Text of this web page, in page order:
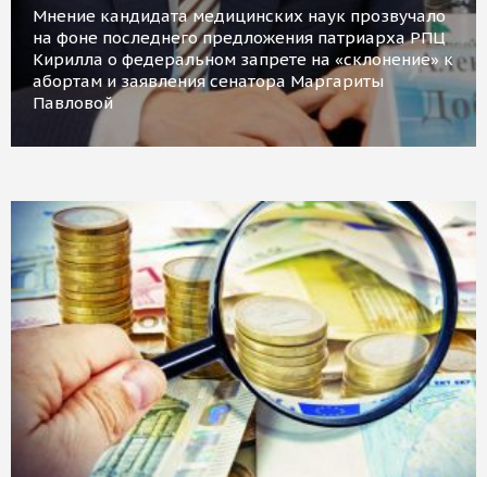
Мнение кандидата медицинских наук прозвучало
на фоне последнего предложения патриарха РПЦ
Кирилла о федеральном запрете на «склонение» к
абортам и заявления сенатора Маргариты
Павловой